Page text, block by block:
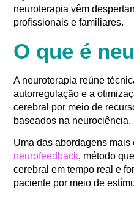
neuroterapia vêm
profissionais e familiares.
O que é
A neuroterapia reúne
autorregulação e a
cerebral por meio de
baseados na neurociência.
Uma das abordagens mais
neurofeedback, método
cerebral em tempo real e
paciente por meio de